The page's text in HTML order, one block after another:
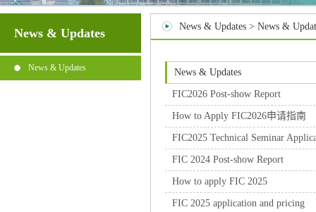
News & Updates
News & Updates
News & Updates > News &
News & Updates
FIC2026 Post-show Report
How to Apply FIC2026申请指南
FIC2025 Technical Seminar
FIC 2024 Post-show Report
How to apply FIC 2025
FIC 2025 application and pricing